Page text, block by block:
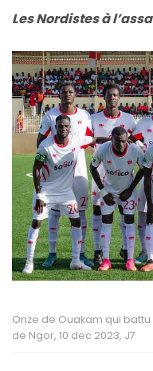
Les Nordistes à
Onze de Ouakam qui
de Ngor, 10 dec 2023, J7